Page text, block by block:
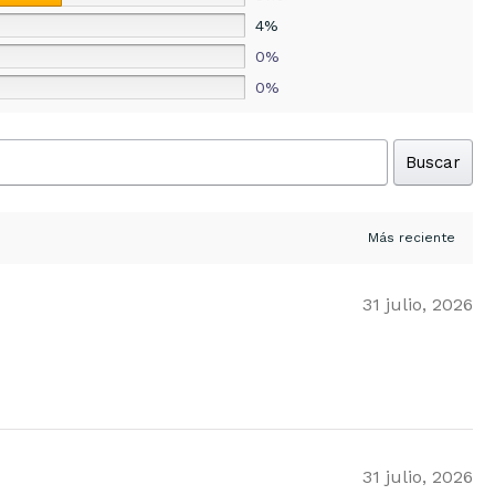
4%
0%
0%
Buscar
31 julio, 2026
31 julio, 2026